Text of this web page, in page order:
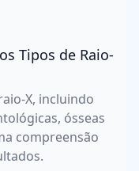
Tipos de Raio-
X, incluindo
ósseas
compreensão